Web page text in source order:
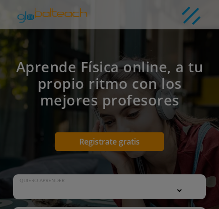
Aprende Física online, a tu
propio ritmo con los
mejores profesores
Registrate gratis
QUIERO APRENDER